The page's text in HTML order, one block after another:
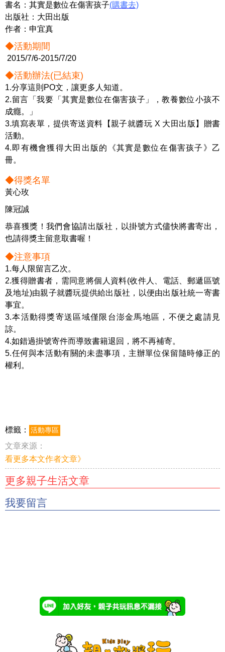
書名： 其實是數位在傷害孩子(購書去)
出版社：大田出版
作者：申宜真
◆活動期間
2015/7/6-2015/7/20
◆活動辦法(已結束)
1.分享這則PO文，讓更多人知道。
2.留言「我要「其實是數位在傷害孩子」，教養數位小孩不
成癮。」
3.填寫表單 ，提供寄送資料【親子就醬玩 X 大田出版】贈書
活動。
4.即有機會獲得大田出版的《其實是數位在傷害孩子》乙
冊。
◆得獎名單
黃心玫
陳冠誠
恭喜獲獎！我們會協請出版社，以掛號方式儘快將書寄出，
也請得獎主留意取書喔！
◆注意事項
1.每人限留言乙次。
2.獲得贈書者，需同意將個人資料(收件人、電話、郵遞區號
及地址)由親子就醬玩提供給出版社，以便由出版社統一寄書
事宜。
3.本活動得獎寄送區域僅限台澎金馬地區，不便之處請見
諒。
4.如錯過掛號寄件而導致書籍退回，將不再補寄。
5.任何與本活動有關的未盡事項，主辦單位保留隨時修正的
權利。
標籤： 活動專區
文章來源：
看更多本文作者文章》
更多親子生活文章
我要留言